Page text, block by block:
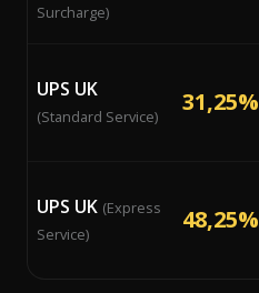
Surcharge)
UPS UK
(Standard Service) 31,25%
UPS UK (Express
Service)
48,25%